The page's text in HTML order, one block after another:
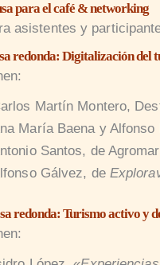
para el café & networking
asistentes y
redonda: Digitalización del
Martín Montero,
María Baena y
Santos, de
Gálvez, de
redonda: Turismo activo y